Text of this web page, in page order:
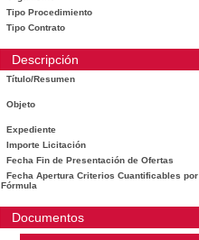
Tipo Procedimiento
Tipo Contrato
Descripción
Título/Resumen
Objeto
Expediente
Importe Licitación
Fecha Fin de Presentación de Ofertas
Fecha Apertura Criterios Cuantificables por
Fórmula
Documentos